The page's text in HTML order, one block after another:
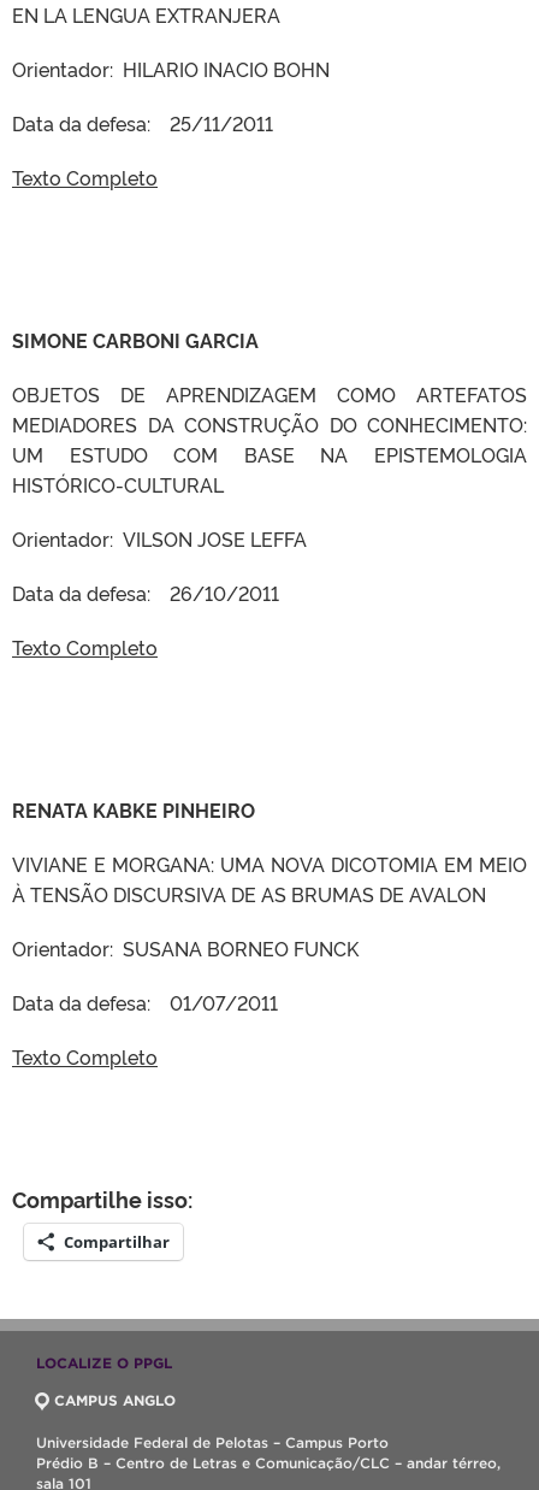
EN LA LENGUA EXTRANJERA
Orientador: HILARIO INACIO BOHN
Data da defesa: 25/11/2011
Texto Completo
SIMONE CARBONI GARCIA
OBJETOS DE APRENDIZAGEM COMO ARTEFATOS
MEDIADORES DA CONSTRUÇÃO DO CONHECIMENTO:
UM ESTUDO COM BASE NA EPISTEMOLOGIA
HISTÓRICO-CULTURAL
Orientador: VILSON JOSE LEFFA
Data da defesa: 26/10/2011
Texto Completo
RENATA KABKE PINHEIRO
VIVIANE E MORGANA: UMA NOVA DICOTOMIA EM MEIO
À TENSÃO DISCURSIVA DE AS BRUMAS DE AVALON
Orientador: SUSANA BORNEO FUNCK
Data da defesa: 01/07/2011
Texto Completo
Compartilhe isso:
Compartilhar
LOCALIZE O PPGL
CAMPUS ANGLO
Universidade Federal de Pelotas – Campus Porto
Prédio B – Centro de Letras e Comunicação/CLC – andar térreo,
sala 101